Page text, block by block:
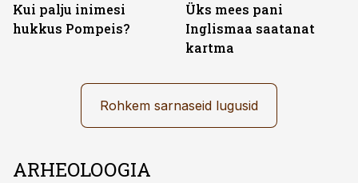
Kui palju inimesi
hukkus Pompeis?
Üks mees pani
Inglismaa saatanat
kartma
Rohkem sarnaseid lugusid
ARHEOLOOGIA